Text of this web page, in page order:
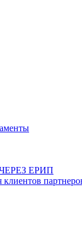
ЕРИП
клиентов